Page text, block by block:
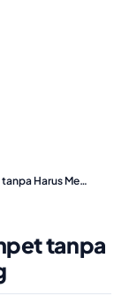
Cara Mengatasi WC Mampet tanpa Harus Memanggil Tukang
tanpa